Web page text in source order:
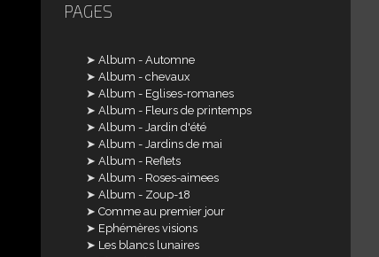
PAGES
Album - Automne
Album - chevaux
Album - Eglises-romanes
Album - Fleurs de printemps
Album - Jardin d'été
Album - Jardins de mai
Album - Reflets
Album - Roses-aimees
Album - Zoup-18
Comme au premier jour
Ephémères visions
Les blancs lunaires